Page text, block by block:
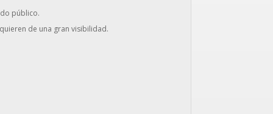
público.
de una gran visibilidad.